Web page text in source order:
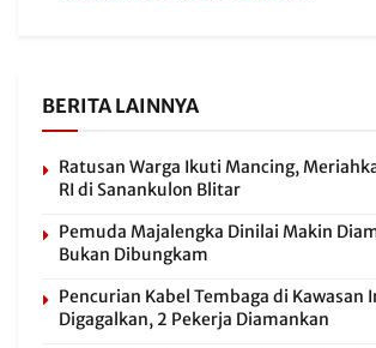
BERITA LAINNYA
Ratusan Warga Ikuti Mancing,
RI di Sanankulon Blitar
Pemuda Majalengka Dinilai Makin
Bukan Dibungkam
Pencurian Kabel Tembaga di Kawasan
Digagalkan, 2 Pekerja Diamankan